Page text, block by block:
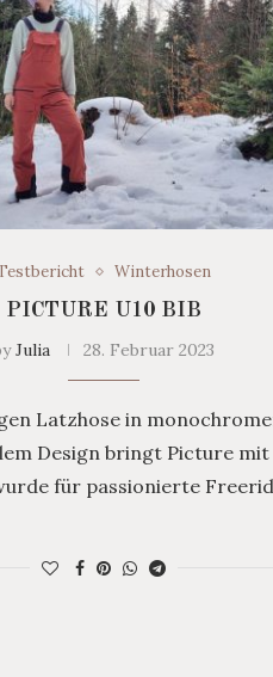
Winterhosen
PICTURE U10 BIB
Julia 28. Februar 2023
Latzhose in
Design bringt Picture mit
für passionierte